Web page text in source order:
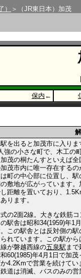
＞（JR東日本）加茂
保内 ←
を出ると加茂市に入りま
強の小さな町で、木工の
茂の桐たんすといえば全
茂市内に唯一存在するの
町の中心部に位置し、駅
敷地が広がっています。
距離を置いており、
ります。
の2面2線。大きな鉄筋
駅舎は昭和34(1959)年1
この駅舎とは反対側の駅
れています。この駅から
が磐越西線の五泉駅 ま
60(1985)年4月1日で加
4.2Kmで営業を続けて
道は消滅、バスのみの